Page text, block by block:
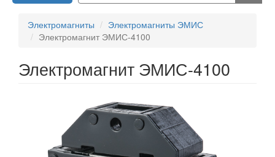
Электромагниты
Электромагниты ЭМИС
Электромагнит ЭМИС-4100
Электромагнит ЭМИС-4100